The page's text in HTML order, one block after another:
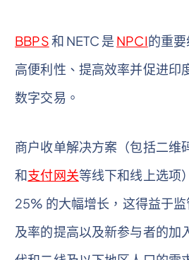
BBPS和 NETC 是 NPCI的重
高便利性、提高效率并促进印
数字交易。
商户收单解决方案（包括二维
和支付网关等线下和线上选项
25% 的大幅增长，这得益于
及率的提高以及新参与者的加